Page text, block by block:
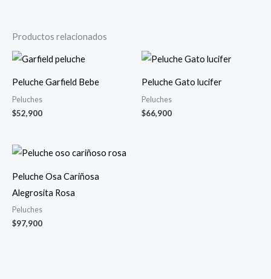
Productos relacionados
Peluche Garfield Bebe
Peluches
$52,900
Peluche Gato lucifer
Peluches
$66,900
Peluche Osa Cariñosa
Alegrosita Rosa
Peluches
$97,900